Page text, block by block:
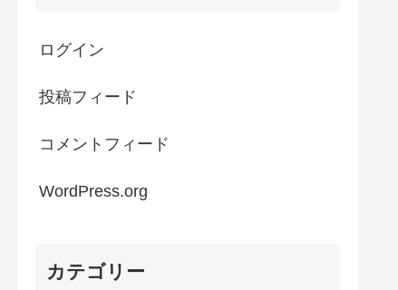
ログイン
投稿フィード
コメントフィード
WordPress.org
カテゴリー